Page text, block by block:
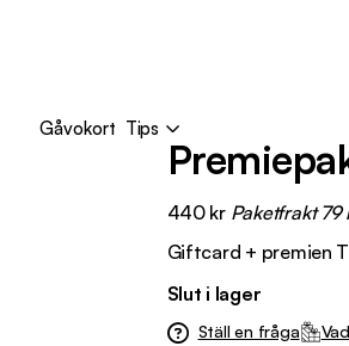
Gåvokort Tips
440 kr Paketfrakt
Giftcard + premien
Slut i lager
Ställ en fråga